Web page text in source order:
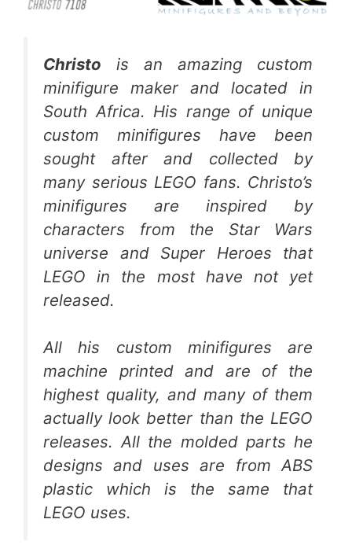
Christo is an amazing custom
minifigure maker and located in
South Africa. His range of unique
custom minifigures have been
sought after and collected by
many serious LEGO fans. Christo’s
minifigures are inspired by
characters from the Star Wars
universe and Super Heroes that
LEGO in the most have not yet
released.
All his custom minifigures are
machine printed and are of the
highest quality, and many of them
actually look better than the LEGO
releases. All the molded parts he
designs and uses are from ABS
plastic which is the same that
LEGO uses.